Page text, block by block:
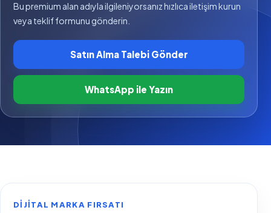
Bu premium alan adıyla ilgileniyorsanız hızlıca iletişim kurun
veya teklif formunu gönderin.
Satın Alma Talebi Gönder
WhatsApp ile Yazın
DIJITAL MARKA FIRSATI